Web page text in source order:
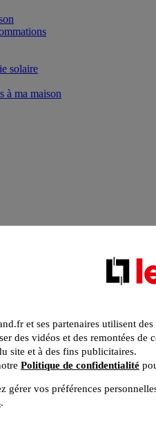
solaire
à ma maison
et ses partenaires utilisent
des vidéos et des remontées de
site et à des fins publicitaires.
Politique de confidentialité
gérer vos préférences
.